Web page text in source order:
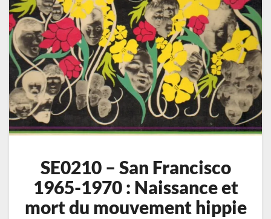
hippie
SE0210 – San Francisco
1965-1970 : Naissance et
mort du mouvement hippie